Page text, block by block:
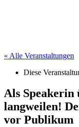
« Alle Veranstaltungen
Diese
Als Speakerin
langweilen!
vor Publikum